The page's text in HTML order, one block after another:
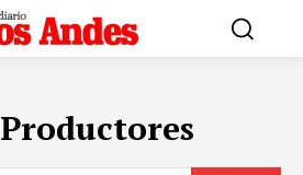
Productores